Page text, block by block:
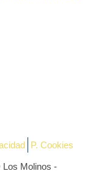
P. Cookies
Los Molinos -